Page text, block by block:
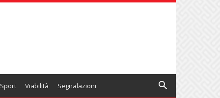
Sport Viabilità Segnalazioni